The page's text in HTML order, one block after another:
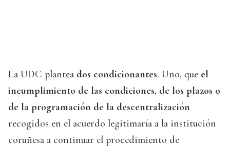
La UDC plantea dos condicionantes. Uno, que el
incumplimiento de las condiciones, de los plazos o
de la programación de la descentralización
recogidos en el acuerdo legitimaría a la institución
coruñesa a continuar el procedimiento de